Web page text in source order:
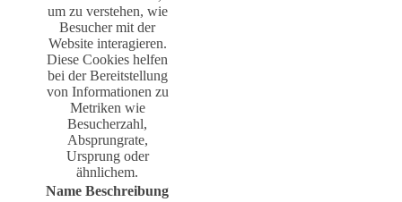
um zu verstehen, wie
Besucher mit der
Website interagieren.
Diese Cookies helfen
bei der Bereitstellung
von Informationen zu
Metriken wie
Besucherzahl,
Absprungrate,
Ursprung oder
ähnlichem.
Name Beschreibung